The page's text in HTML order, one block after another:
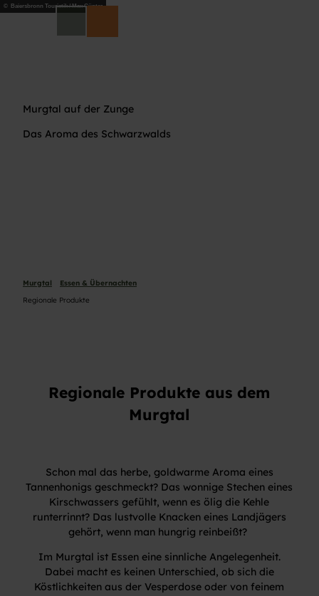
Z© Baiersbronn Touristik / Max Günter
Murgtal auf der Zunge
Das Aroma des Schwarzwalds
Murgtal
Essen & Übernachten
Regionale Produkte
Regionale Produkte aus dem
Murgtal
Schon mal das herbe, goldwarme Aroma eines
Tannenhonigs geschmeckt? Das wonnige Stechen eines
Kirschwassers gefühlt, wenn es ölig die Kehle
runterrinnt? Das lustvolle Knacken eines Landjägers
gehört, wenn man hungrig reinbeißt?
Im Murgtal ist Essen eine sinnliche Angelegenheit.
Dabei macht es keinen Unterschied, ob sich die
Köstlichkeiten aus der Vesperdose oder von feinem